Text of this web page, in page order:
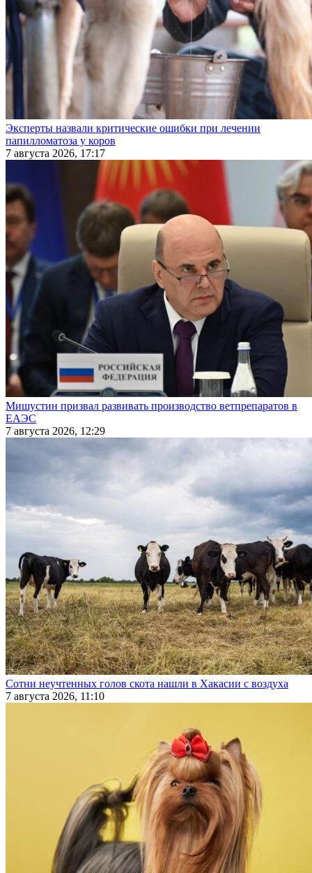
Эксперты назвали критические ошибки при лечении
папилломатоза у коров
7 августа 2026, 17:17
Мишустин призвал развивать производство ветпрепаратов в
ЕАЭС
7 августа 2026, 12:29
Сотни неучтенных голов скота нашли в Хакасии с воздуха
7 августа 2026, 11:10